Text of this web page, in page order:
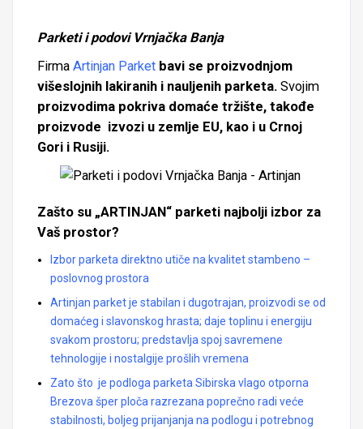
Parketi i podovi Vrnjačka Banja
Firma Artinjan Parket bavi se proizvodnjom
višeslojnih lakiranih i nauljenih parketa. Svojim
proizvodima pokriva domaće tržište, takođe
proizvode izvozi u zemlje EU, kao i u Crnoj
Gori i Rusiji.
Zašto su „ARTINJAN“ parketi najbolji izbor za
Vaš prostor?
Izbor parketa direktno utiče na kvalitet stambeno –
poslovnog prostora
Artinjan parket je stabilan i dugotrajan, proizvodi se od
domaćeg i slavonskog hrasta; daje toplinu i energiju
svakom prostoru; predstavlja spoj savremene
tehnologije i nostalgije prošlih vremena
Zato što je podloga parketa Sibirska vlago otporna
Brezova šper ploča razrezana poprečno radi veće
stabilnosti, boljeg prijanjanja na podlogu i potrebnog